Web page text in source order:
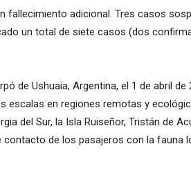
fallecimiento adicional. Tres casos
un total de siete casos (dos
de Ushuaia, Argentina, el 1 de abril
escalas en regiones remotas y
del Sur, la Isla Ruiseñor, Tristán de
contacto de los pasajeros con la fauna